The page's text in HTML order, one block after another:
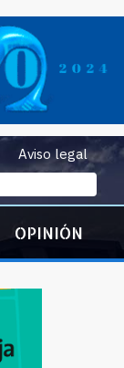
Aviso legal
OPINIÓN